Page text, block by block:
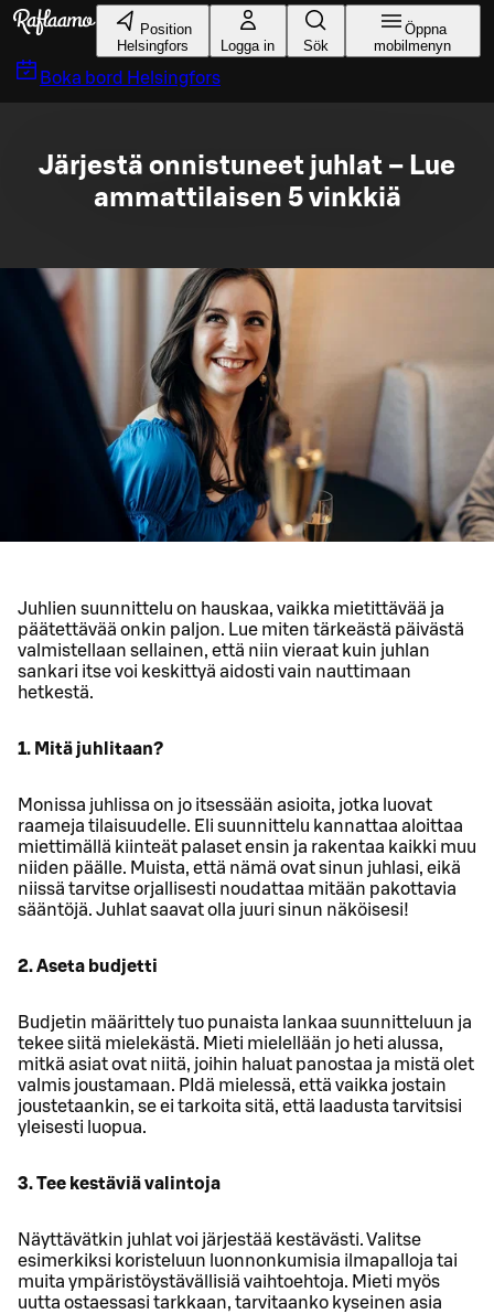
Gå till huvudinnehållet
Position
Helsingfors
Logga in Sök
Öppna
mobilmenyn
Boka bord Helsingfors
Järjestä onnistuneet juhlat – Lue
ammattilaisen 5 vinkkiä
Juhlien suunnittelu on hauskaa, vaikka mietittävää ja
päätettävää onkin paljon. Lue miten tärkeästä päivästä
valmistellaan sellainen, että niin vieraat kuin juhlan
sankari itse voi keskittyä aidosti vain nauttimaan
hetkestä.
1. Mitä juhlitaan?
Monissa juhlissa on jo itsessään asioita, jotka luovat
raameja tilaisuudelle. Eli suunnittelu kannattaa aloittaa
miettimällä kiinteät palaset ensin ja rakentaa kaikki muu
niiden päälle. Muista, että nämä ovat sinun juhlasi, eikä
niissä tarvitse orjallisesti noudattaa mitään pakottavia
sääntöjä. Juhlat saavat olla juuri sinun näköisesi!
2. Aseta budjetti
Budjetin määrittely tuo punaista lankaa suunnitteluun ja
tekee siitä mielekästä. Mieti mielellään jo heti alussa,
mitkä asiat ovat niitä, joihin haluat panostaa ja mistä olet
valmis joustamaan. PIdä mielessä, että vaikka jostain
joustetaankin, se ei tarkoita sitä, että laadusta tarvitsisi
yleisesti luopua.
3. Tee kestäviä valintoja
Näyttävätkin juhlat voi järjestää kestävästi. Valitse
esimerkiksi koristeluun luonnonkumisia ilmapalloja tai
muita ympäristöystävällisiä vaihtoehtoja. Mieti myös
uutta ostaessasi tarkkaan, tarvitaanko kyseinen asia